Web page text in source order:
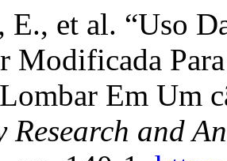
E., et al. “Uso
Modificada
Em Um
Research and